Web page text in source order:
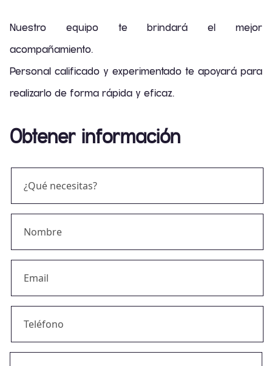
Nuestro equipo te brindará el mejor
acompañamiento.
Personal calificado y experimentado te apoyará para
realizarlo de forma rápida y eficaz.
Obtener información